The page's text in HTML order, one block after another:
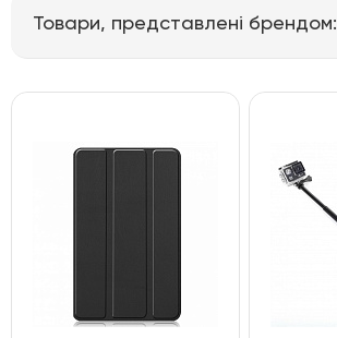
Товари, представлені брендом: